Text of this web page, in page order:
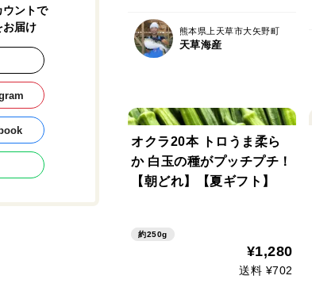
ウントで
お届け
熊本県上天草市大矢野町
天草海産
オクラ20本 トロうま柔ら
か 白玉の種がプッチプチ！
【朝どれ】【夏ギフト】
約250g
¥1,280
送料 ¥702